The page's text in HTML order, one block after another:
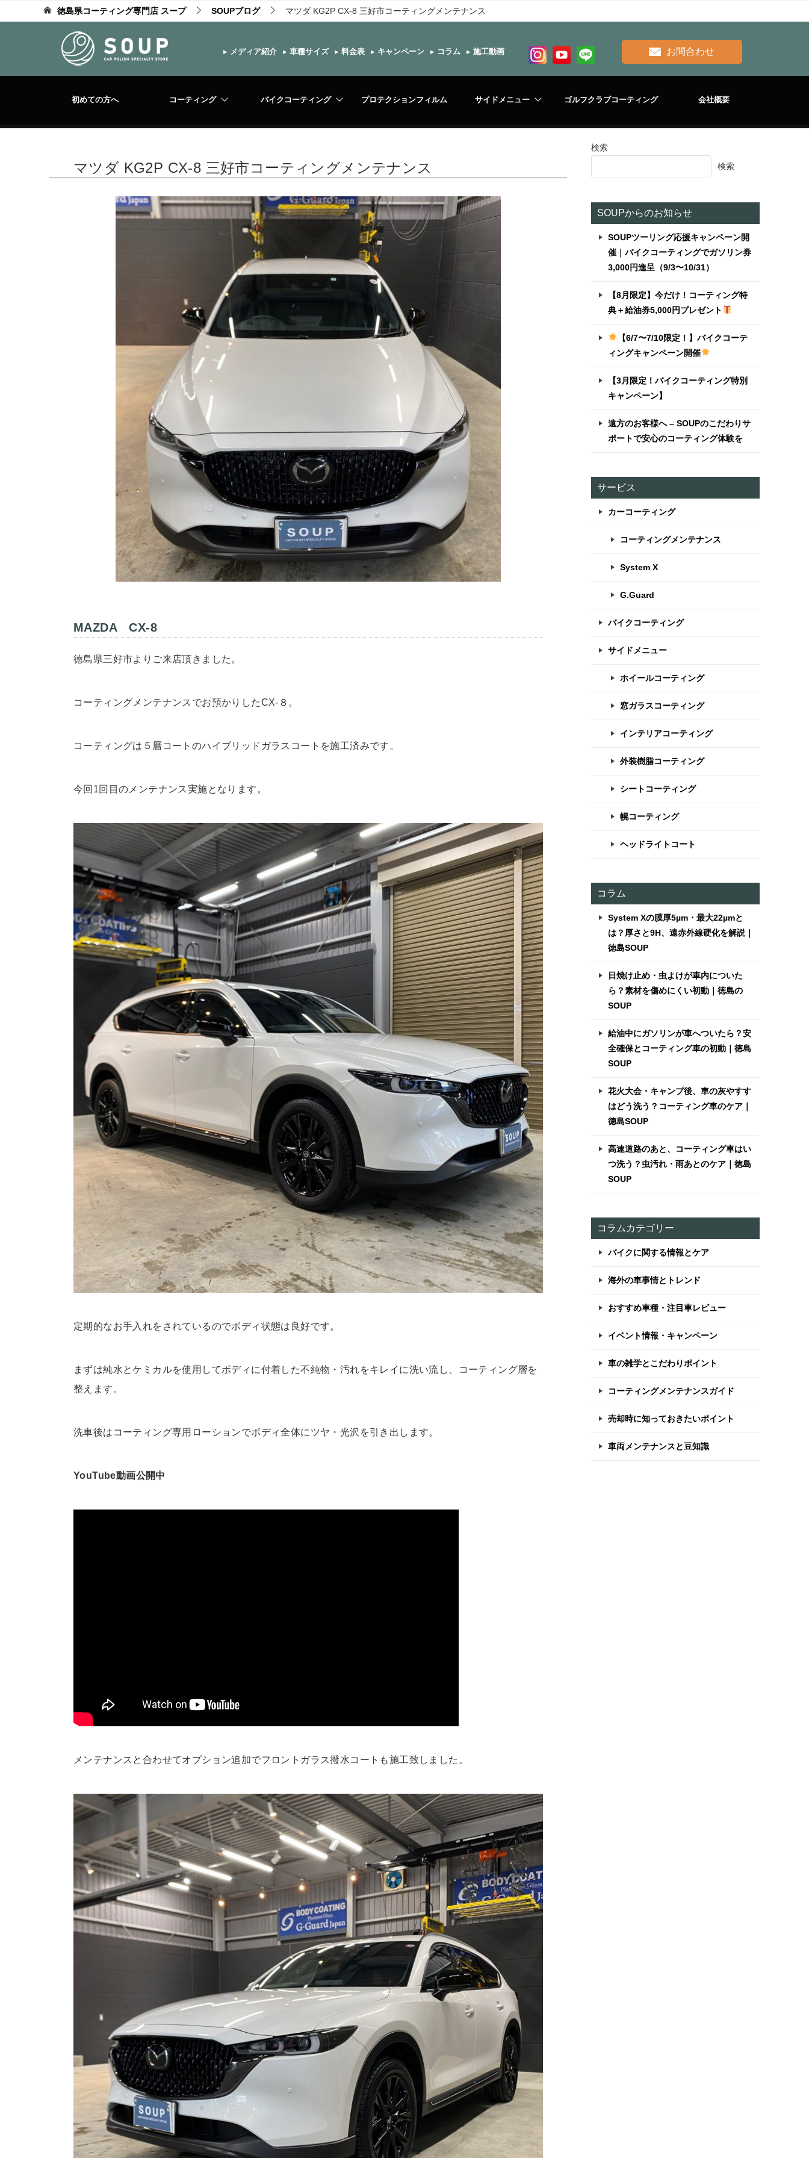
徳島県コーティング専門店 スープ SOUPブログ マツダ KG2P CX-8 三好市コーティングメンテナンス
▸ メディア紹介 ▸ 車種サイズ ▸ 料金表 ▸ キャンペーン ▸ コラム ▸ 施工動画 お問合わせ
初めての方へ コーティング バイクコーティング プロテクションフィルム サイドメニュー ゴルフクラブコーティング 会社概要
マツダ KG2P CX-8 三好市コーティングメンテナンス
MAZDA CX-8
徳島県三好市よりご来店頂きました。
コーティングメンテナンスでお預かりしたCX-８。
コーティングは５層コートのハイブリッドガラスコートを施工済みです。
今回1回目のメンテナンス実施となります。
定期的なお手入れをされているのでボディ状態は良好です。
まずは純水とケミカルを使用してボディに付着した不純物・汚れをキレイに洗い流し、コーティング層を
整えます。
洗車後はコーティング専用ローションでボディ全体にツヤ・光沢を引き出します。
YouTube動画公開中
メンテナンスと合わせてオプション追加でフロントガラス撥水コートも施工致しました。
検索
検索
SOUPからのお知らせ
SOUPツーリング応援キャンペーン開
催｜バイクコーティングでガソリン券
3,000円進呈（9/3〜10/31）
【8月限定】今だけ！コーティング特
典＋給油券5,000円プレゼント
【6/7〜7/10限定！】バイクコーテ
ィングキャンペーン開催
【3月限定！バイクコーティング特別
キャンペーン】
遠方のお客様へ – SOUPのこだわりサ
ポートで安心のコーティング体験を
サービス
カーコーティング
コーティングメンテナンス
System X
G.Guard
バイクコーティング
サイドメニュー
ホイールコーティング
窓ガラスコーティング
インテリアコーティング
外装樹脂コーティング
シートコーティング
幌コーティング
ヘッドライトコート
コラム
System Xの膜厚5µm・最大22µmと
は？厚さと9H、遠赤外線硬化を解説｜
徳島SOUP
日焼け止め・虫よけが車内についた
ら？素材を傷めにくい初動｜徳島の
SOUP
給油中にガソリンが車へついたら？安
全確保とコーティング車の初動｜徳島
SOUP
花火大会・キャンプ後、車の灰やすす
はどう洗う？コーティング車のケア｜
徳島SOUP
高速道路のあと、コーティング車はい
つ洗う？虫汚れ・雨あとのケア｜徳島
SOUP
コラムカテゴリー
バイクに関する情報とケア
海外の車事情とトレンド
おすすめ車種・注目車レビュー
イベント情報・キャンペーン
車の雑学とこだわりポイント
コーティングメンテナンスガイド
売却時に知っておきたいポイント
車両メンテナンスと豆知識